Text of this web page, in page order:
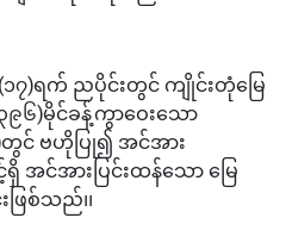
၇)ရက် ညပိုင်းတွင် ကျိုင်းတုံမြေ
၆)မိုင်ခန့်ကွာဝေးသော
တွင် ဗဟိုပြု၍ အင်အား
အင်အားပြင်းထန်သော မြေ
ဖြစ်သည်၊၊